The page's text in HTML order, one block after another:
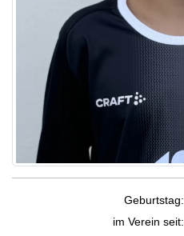
Geburtstag:
im Verein seit: